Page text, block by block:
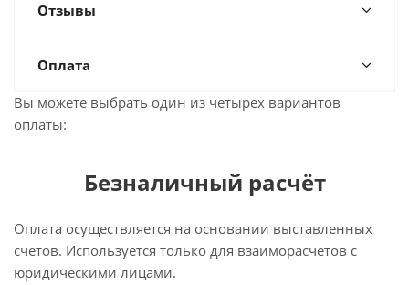
Отзывы
Оплата
Вы можете выбрать один из четырех вариантов
оплаты:
Безналичный расчёт
Оплата осуществляется на основании выставленных
счетов. Используется только для взаиморасчетов с
юридическими лицами.